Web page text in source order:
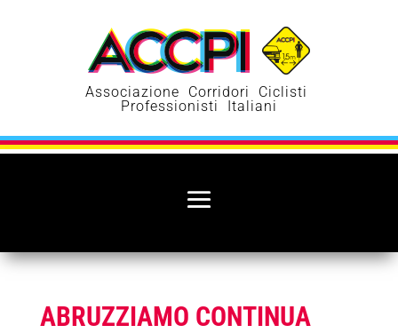
Associazione Corridori Ciclisti
Professionisti Italiani
ABRUZZIAMO CONTINUA